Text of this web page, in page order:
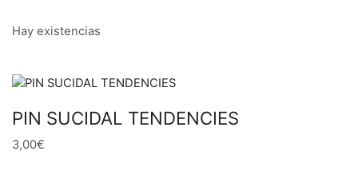
Hay existencias
PIN SUCIDAL TENDENCIES
3,00€